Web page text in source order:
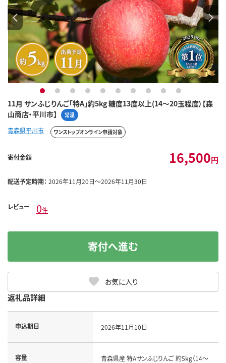
11月 サンふじりんご「特A」約5kg 糖度13度以上(14～20玉程度）【森
山商店・平川市】
常温
1 2 3 4 5 6 7 8 9 10
青森県平川市 ワンストップオンライン申請対象
寄付金額 16,500円
配送予定時期： 2026年11月20日～2026年11月30日
レビュー 0件
お気に入り
寄付へ進む
返礼品詳細
申込期日 2026年11月10日
容量
青森県産 特Aサンふじりんご 約5kg（14～